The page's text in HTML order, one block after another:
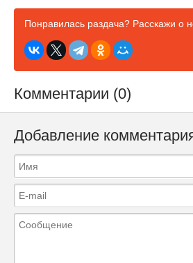
Понравилась раздача? Расскажи о
Комментарии (0)
Добавление